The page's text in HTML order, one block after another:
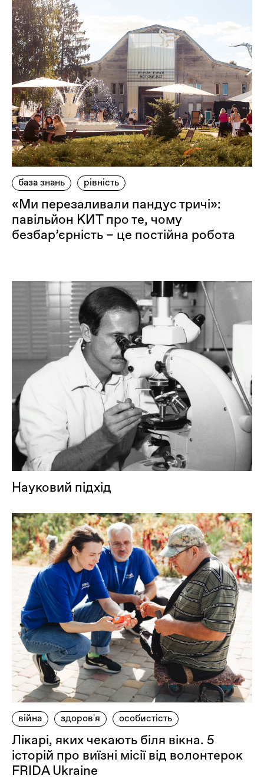
база знань рівність
«Ми перезаливали пандус тричі»:
павільйон КИТ про те, чому
безбар’єрність – це постійна робота
Науковий підхід
війна здоров'я особистість
Лікарі, яких чекають біля вікна. 5
історій про виїзні місії від волонтерок
FRIDA Ukraine